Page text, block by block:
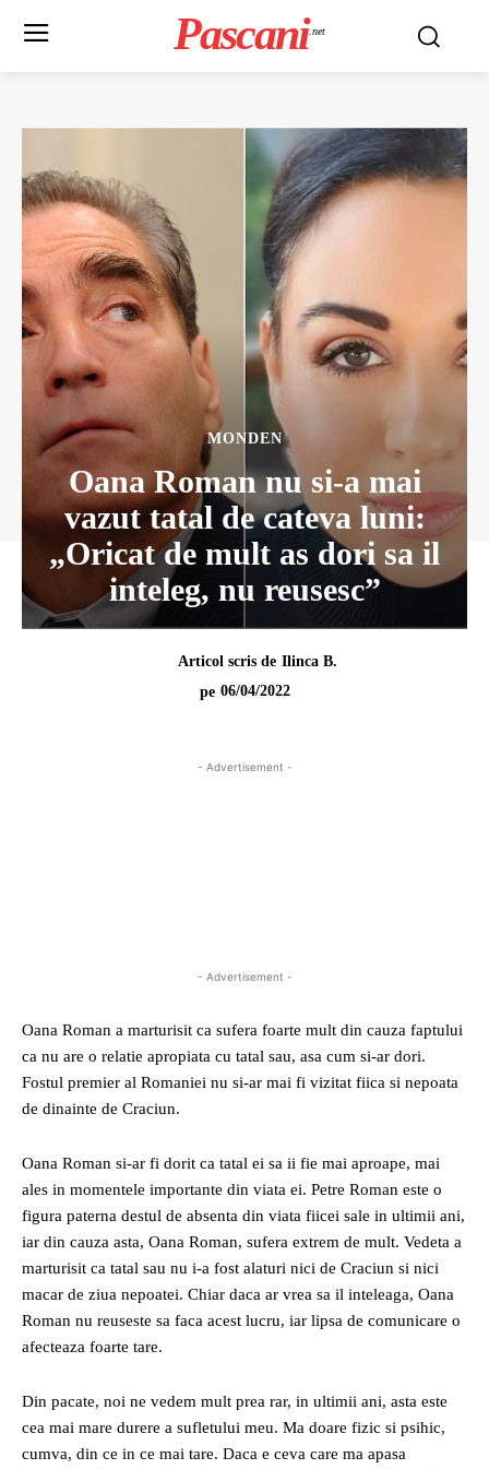
Pascani .net
MONDEN
Oana Roman nu si-a mai
vazut tatal de cateva luni:
„Oricat de mult as dori sa il
inteleg, nu reusesc”
Articol scris de Ilinca B.
pe 06/04/2022
- Advertisement -
- Advertisement -
Oana Roman a marturisit ca sufera foarte mult din cauza faptului
ca nu are o relatie apropiata cu tatal sau, asa cum si-ar dori.
Fostul premier al Romaniei nu si-ar mai fi vizitat fiica si nepoata
de dinainte de Craciun.
Oana Roman si-ar fi dorit ca tatal ei sa ii fie mai aproape, mai
ales in momentele importante din viata ei. Petre Roman este o
figura paterna destul de absenta din viata fiicei sale in ultimii ani,
iar din cauza asta, Oana Roman, sufera extrem de mult. Vedeta a
marturisit ca tatal sau nu i-a fost alaturi nici de Craciun si nici
macar de ziua nepoatei. Chiar daca ar vrea sa il inteleaga, Oana
Roman nu reuseste sa faca acest lucru, iar lipsa de comunicare o
afecteaza foarte tare.
Din pacate, noi ne vedem mult prea rar, in ultimii ani, asta este
cea mai mare durere a sufletului meu. Ma doare fizic si psihic,
cumva, din ce in ce mai tare. Daca e ceva care ma apasa